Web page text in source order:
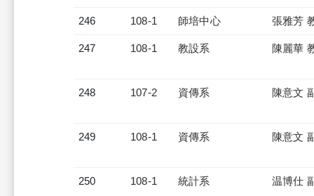
246 108-1 師培中心 張雅芳
247 108-1 教設系 陳麗華
248 107-2 資傳系 陳意文
249 108-1 資傳系 陳意文
250 108-1 統計系 温博仕